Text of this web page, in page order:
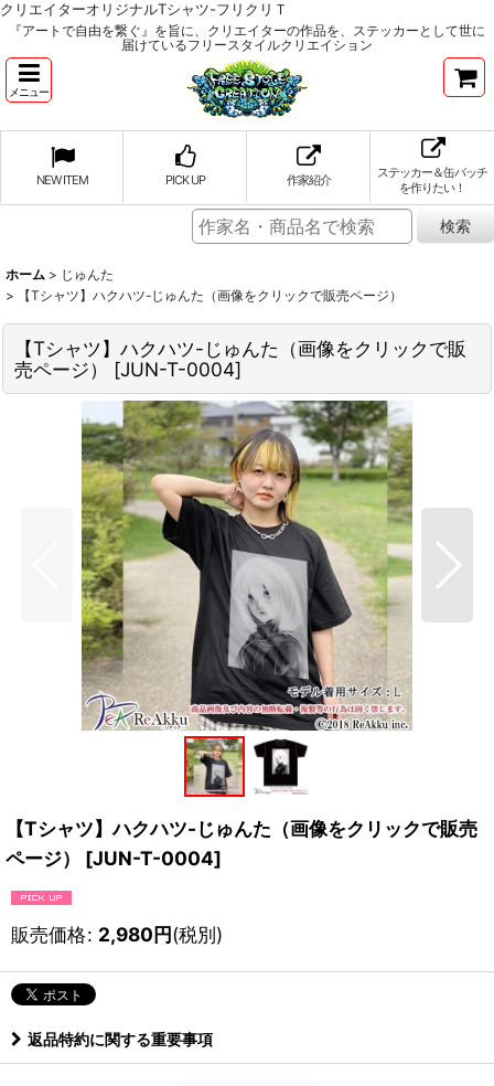
クリエイターオリジナルTシャツ-フリクリＴ
『アートで自由を繋ぐ』を旨に、クリエイターの作品を、ステッカーとして世に
届けているフリースタイルクリエイション
メニュー
NEW ITEM PICK UP 作家紹介
ステッカー＆缶バッチ
を作りたい！
ホーム > じゅんた
>
【Tシャツ】ハクハツ-じゅんた（画像をクリックで販売ページ）
【Tシャツ】ハクハツ-じゅんた（画像をクリックで販
売ページ）
[JUN-T-0004]
【Tシャツ】ハクハツ-じゅんた（画像をクリックで販売
ページ）
[JUN-T-0004]
販売価格: 2,980円(税別)
返品特約に関する重要事項